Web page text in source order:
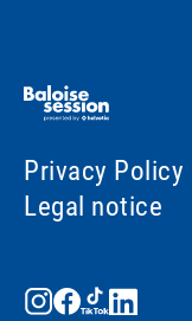
Privacy Policy
Legal notice